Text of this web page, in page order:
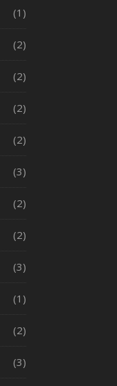
(1)
(2)
(2)
(2)
(2)
(3)
(2)
(2)
(3)
(1)
(2)
(3)